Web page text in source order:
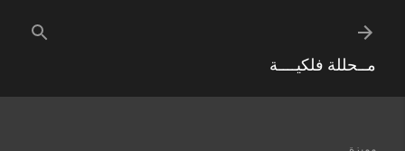
مــحللة فلكيــــة